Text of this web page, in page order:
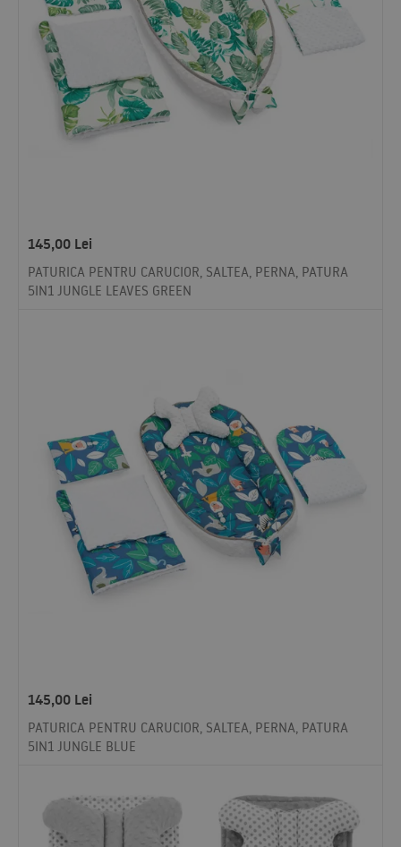
145,00 Lei
PATURICA PENTRU CARUCIOR, SALTEA, PERNA, PATURA
5IN1 JUNGLE LEAVES GREEN
145,00 Lei
PATURICA PENTRU CARUCIOR, SALTEA, PERNA, PATURA
5IN1 JUNGLE BLUE